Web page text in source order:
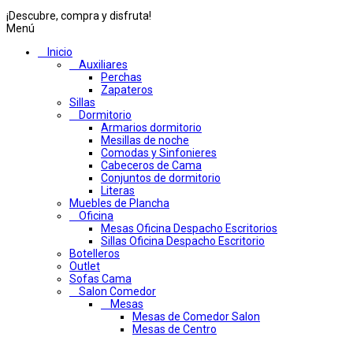
¡Descubre, compra y disfruta!
Menú
Inicio
Auxiliares
Perchas
Zapateros
Sillas
Dormitorio
Armarios dormitorio
Mesillas de noche
Comodas y Sinfonieres
Cabeceros de Cama
Conjuntos de dormitorio
Literas
Muebles de Plancha
Oficina
Mesas Oficina Despacho Escritorios
Sillas Oficina Despacho Escritorio
Botelleros
Outlet
Sofas Cama
Salon Comedor
Mesas
Mesas de Comedor Salon
Mesas de Centro